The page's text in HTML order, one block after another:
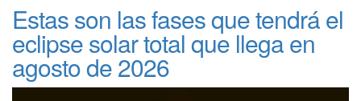
Estas son las fases que tendrá el
eclipse solar total que llega en
agosto de 2026